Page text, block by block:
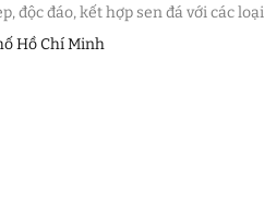
độc đáo, kết hợp sen đá với các
Hồ Chí Minh